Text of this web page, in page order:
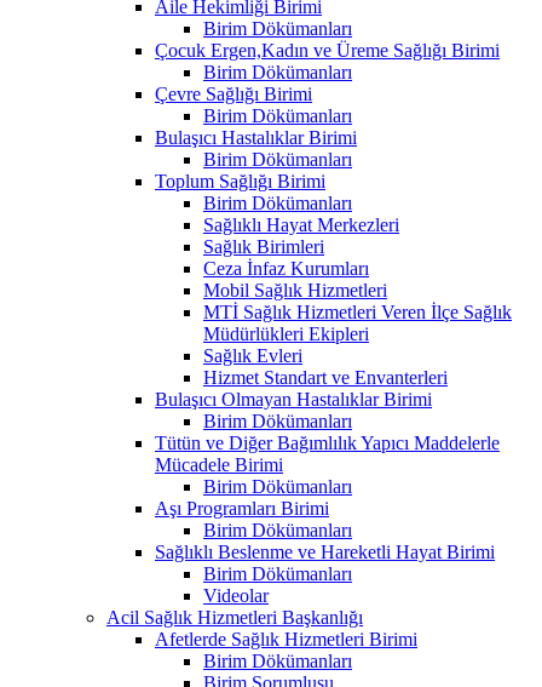
Aile Hekimliği Birimi
Birim Dökümanları
Çocuk Ergen,Kadın ve Üreme Sağlığı Birimi
Birim Dökümanları
Çevre Sağlığı Birimi
Birim Dökümanları
Bulaşıcı Hastalıklar Birimi
Birim Dökümanları
Toplum Sağlığı Birimi
Birim Dökümanları
Sağlıklı Hayat Merkezleri
Sağlık Birimleri
Ceza İnfaz Kurumları
Mobil Sağlık Hizmetleri
MTİ Sağlık Hizmetleri Veren İlçe Sağlık
Müdürlükleri Ekipleri
Sağlık Evleri
Hizmet Standart ve Envanterleri
Bulaşıcı Olmayan Hastalıklar Birimi
Birim Dökümanları
Tütün ve Diğer Bağımlılık Yapıcı Maddelerle
Mücadele Birimi
Birim Dökümanları
Aşı Programları Birimi
Birim Dökümanları
Sağlıklı Beslenme ve Hareketli Hayat Birimi
Birim Dökümanları
Videolar
Acil Sağlık Hizmetleri Başkanlığı
Afetlerde Sağlık Hizmetleri Birimi
Birim Dökümanları
Birim Sorumlusu